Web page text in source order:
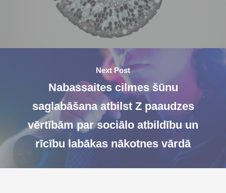
Next Post
Nabassaites cilmes šūnu
saglabāšana atbilst Z paaudzes
vērtībām par sociālo atbildību un
rīcību labākas nākotnes vārdā